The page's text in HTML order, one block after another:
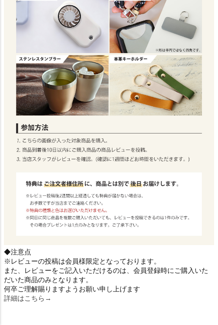
◆注意点
※レビューの投稿は会員様限定となっております。
また、レビューをご記入いただけるのは、会員登録時にご購入いた
だいた商品のみとなります。
何卒ご理解賜りますようお願い申し上げます
詳細はこちら→